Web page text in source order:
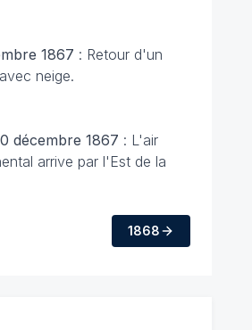
1867 : Retour d'un
neige.
décembre 1867 : L'air
arrive par l'Est de la
1868